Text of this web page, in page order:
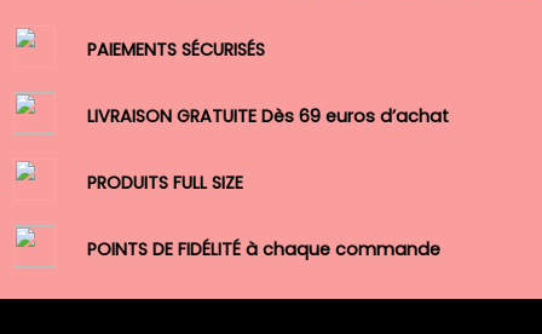
PAIEMENTS SÉCURISÉS
LIVRAISON GRATUITE Dès 69 euros d’achat
PRODUITS FULL SIZE
POINTS DE FIDÉLITÉ à chaque commande